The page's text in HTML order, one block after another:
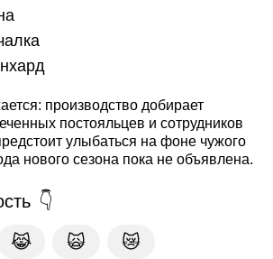
производство добирает
постояльцев и сотрудников
улыбаться на фоне чужого
нового сезона пока не объявлена.
😹 🙀 😿